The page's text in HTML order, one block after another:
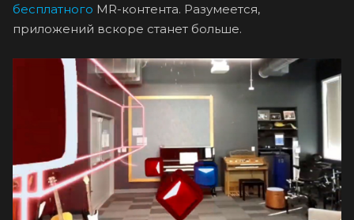
бесплатного MR-контента. Разумеется,
приложений вскоре станет больше.